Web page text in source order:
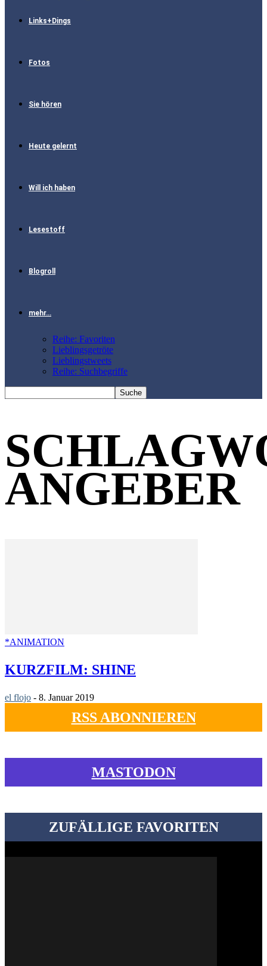
Links+Dings
Fotos
Sie hören
Heute gelernt
Will ich haben
Lesestoff
Blogroll
mehr…
Reihe: Favoriten
Lieblingsgetröte
Lieblingstweets
Reihe: Suchbegriffe
ANGEBER
*ANIMATION
KURZFILM: SHINE
el flojo - 8. Januar 2019
RSS ABONNIEREN
MASTODON
ZUFÄLLIGE FAVORITEN